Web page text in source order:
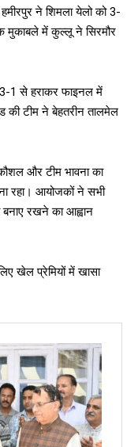
ने शिमला येलो को 3-
मुकाबले में कुल्लू ने सिरमौर
1 से हराकर फाइनल में
की टीम ने बेहतरीन तालमेल
और टीम भावना का
रहा। आयोजकों ने सभी
रखने का आह्वान
खेल प्रेमियों में खासा